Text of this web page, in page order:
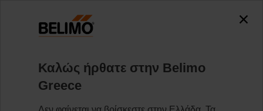
H6065X58-SP2+SV24A-MOD
Καλώς ήρθατε στην Belimo
Greece